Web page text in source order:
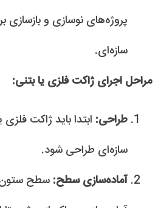
پروژه‌های نوسازی و بازسازی
سازه‌ای.
مراحل اجرای ژاکت فلزی یا بتنی:
طراحی: ابتدا باید ژاکت
سازه‌ای طراحی شود.
آماده‌سازی سطح: سطح